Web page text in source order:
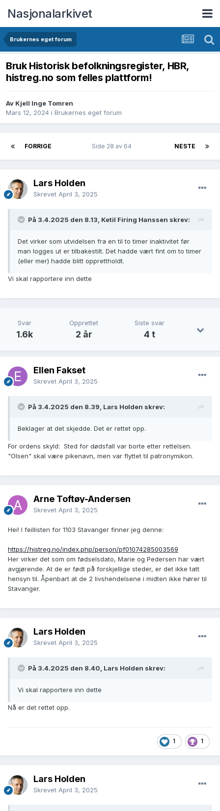
Nasjonalarkivet
Brukernes eget forum
Bruk Historisk befolkningsregister, HBR,
histreg.no som felles plattform!
Av Kjell Inge Tomren
Mars 12, 2024 i Brukernes eget forum
FORRIGE NESTE
Side 28 av 64
Lars Holden
Skrevet April 3, 2025
På 3.4.2025 den 8.13, Ketil Firing Hanssen skrev:
Det virker som utvidelsen fra en til to timer inaktivitet før
man logges ut er tilbakestilt. Det hadde vært fint om to timer
(eller mer) hadde blitt opprettholdt.
Vi skal rapportere inn dette
Svar
1.6k
Opprettet
2 år
Siste svar
4 t
Ellen Fakset
Skrevet April 3, 2025
På 3.4.2025 den 8.39, Lars Holden skrev:
Beklager at det skjedde. Det er rettet opp.
For ordens skyld: Sted for dødsfall var borte etter rettelsen.
"Olsen" skal være pikenavn, men var flyttet til patronymikon.
Arne Toftøy-Andersen
Skrevet April 3, 2025
Hei! I feillisten for 1103 Stavanger finner jeg denne:
https://histreg.no/index.php/person/pf01074285003569
Her virker det som om fødselsdato, Marie og Pedersen har vært
avgjørende. At de er født på forskjellige steder, er det ikke tatt
hensyn til. Åpenbart at de 2 livshendelsene i midten ikke hører til
Stavanger.
Lars Holden
Skrevet April 3, 2025
På 3.4.2025 den 8.40, Lars Holden skrev:
Vi skal rapportere inn dette
Nå er det rettet opp.
1 1
Lars Holden
Skrevet April 3, 2025